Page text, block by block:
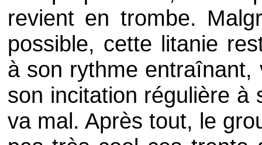
revient en trombe.
possible, cette litanie
à son rythme
son incitation régulière à
va mal. Après tout, le